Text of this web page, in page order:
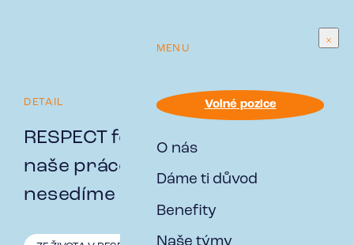
MENU
Volné pozice
O nás
Dáme ti důvod
Benefity
DETAIL
RESPECT fotoromán: Jak vypadá
naše práce, když zrovna
nesedíme nad tabulkami